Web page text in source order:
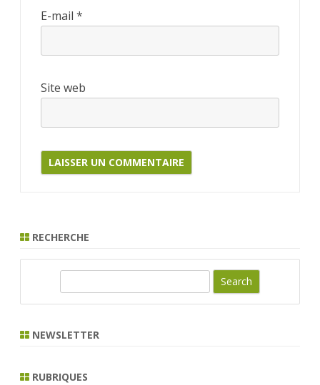
E-mail *
Site web
RECHERCHE
r
NEWSLETTER
RUBRIQUES